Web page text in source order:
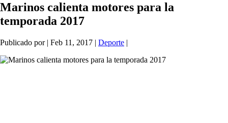
Marinos calienta motores para la
temporada 2017
Publicado por | Feb 11, 2017 | Deporte |